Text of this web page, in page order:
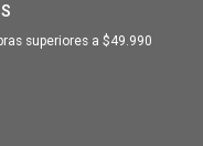
superiores a $49.990